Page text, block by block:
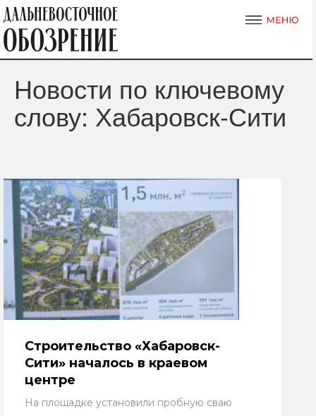
Новости по ключевому
слову: Хабаровск-Сити
Строительство «Хабаровск-
Сити» началось в краевом
центре
На площадке установили пробную сваю